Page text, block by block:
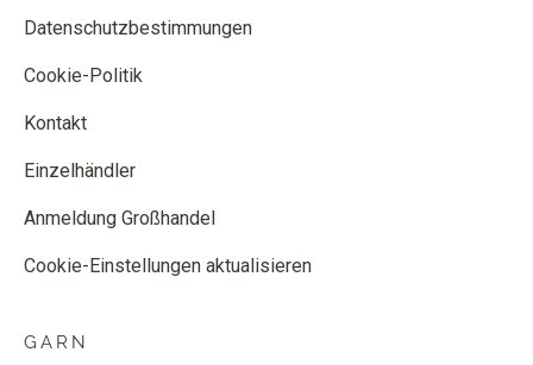
Datenschutzbestimmungen
Cookie-Politik
Kontakt
Einzelhändler
Anmeldung Großhandel
Cookie-Einstellungen aktualisieren
GARN